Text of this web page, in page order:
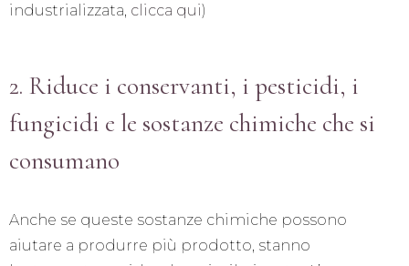
industrializzata, clicca qui)
2. Riduce i conservanti, i pesticidi, i
fungicidi e le sostanze chimiche che si
consumano
Anche se queste sostanze chimiche possono
aiutare a produrre più prodotto, stanno